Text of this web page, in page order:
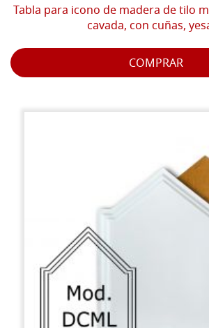
Tabla para icono de madera de tilo
cavada, con cuñas,
COMPRAR